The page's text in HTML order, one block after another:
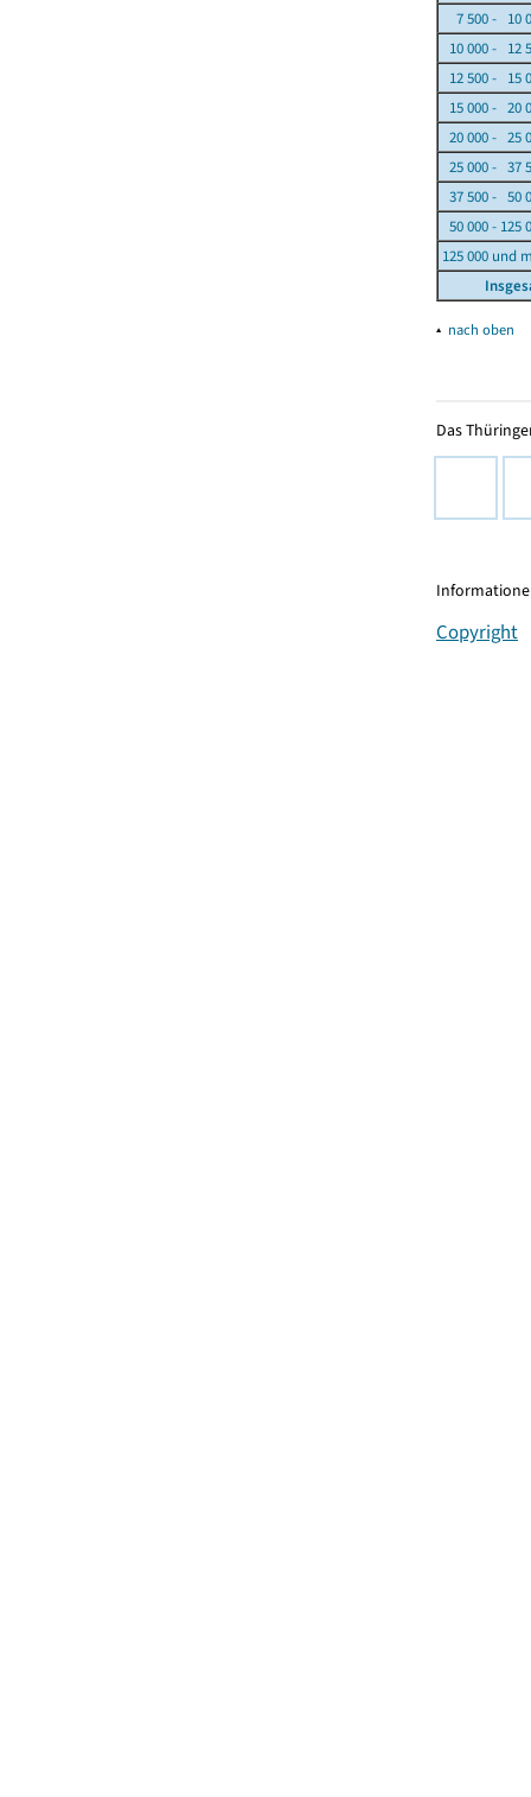
7 500 - 10
10 000 - 12
12 500 - 15
15 000 - 20
20 000 - 25
25 000 - 37
37 500 - 50
50 000 - 125
125 000 und
▴ nach oben
Das
Copyright